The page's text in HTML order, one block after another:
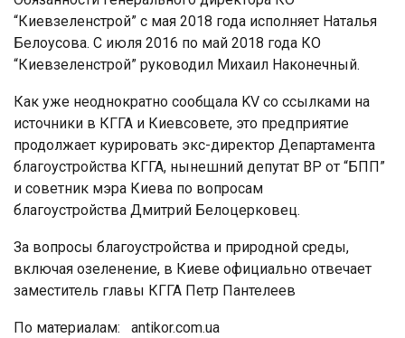
“Киевзеленстрой” с мая 2018 года исполняет Наталья
Белоусова. С июля 2016 по май 2018 года КО
“Киевзеленстрой” руководил Михаил Наконечный.
Как уже неоднократно сообщала KV со ссылками на
источники в КГГА и Киевсовете, это предприятие
продолжает курировать экс-директор Департамента
благоустройства КГГА, нынешний депутат ВР от “БПП”
и советник мэра Киева по вопросам
благоустройства Дмитрий Белоцерковец.
За вопросы благоустройства и природной среды,
включая озеленение, в Киеве официально отвечает
заместитель главы КГГА Петр Пантелеев
По материалам: antikor.com.ua